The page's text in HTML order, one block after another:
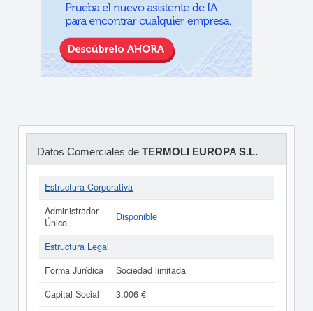
Datos Comerciales de TERMOLI EUROPA S.L.
Estructura Corporativa
Administrador
Único
Disponible
Estructura Legal
Forma Jurídica
Sociedad limitada
Capital Social
3.006 €